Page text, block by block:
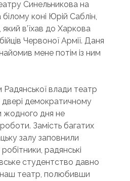
Синельникова на
білому коні Юрій Саблін,
в’їхав до Харкова
Червоної Армії. Даня
мене потім із ним
Радянської влади театр
демократичному
жодного дня не
Замість багатих
залу заповнили
радянські
студентство давно
наш театр, полюбивши